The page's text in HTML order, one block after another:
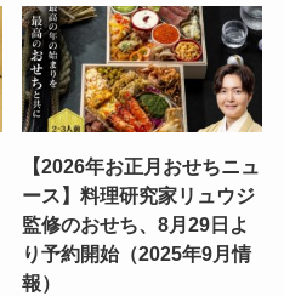
【2026年お正月おせちニュ
ース】料理研究家リュウジ
監修のおせち、8月29日よ
り予約開始（2025年9月情
報）